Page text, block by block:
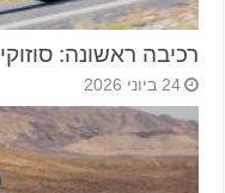
רכיבה ראשונה: סוזוקי SV-7GX בהשקה עולמית
24 ביוני 2026